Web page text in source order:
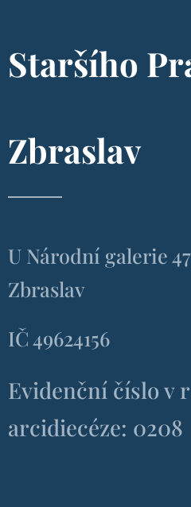
Staršího
Zbraslav
U Národní galerie
Zbraslav
IČ 49624156
Evidenční číslo v
arcidiecéze: 0208